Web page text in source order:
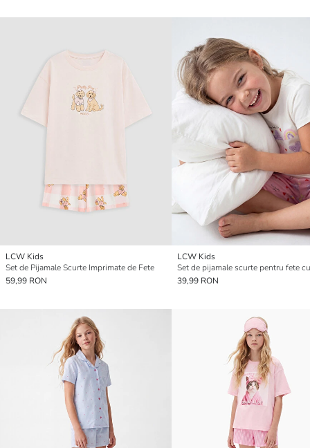
LCW Kids
Set de Pijamale Scurte Imprimate de Fete
59,99 RON
LCW Kids
39,99 RON